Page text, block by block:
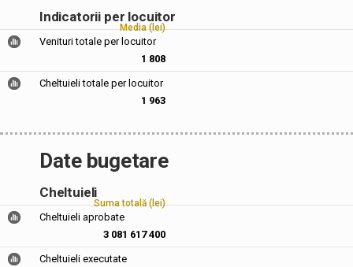
Indicatorii per locuitor
Media (lei)
Venituri totale per locuitor
1 808
Cheltuieli totale per locuitor
1 963
Date bugetare
Cheltuieli
Suma totală (lei)
Cheltuieli aprobate
3 081 617 400
Cheltuieli executate